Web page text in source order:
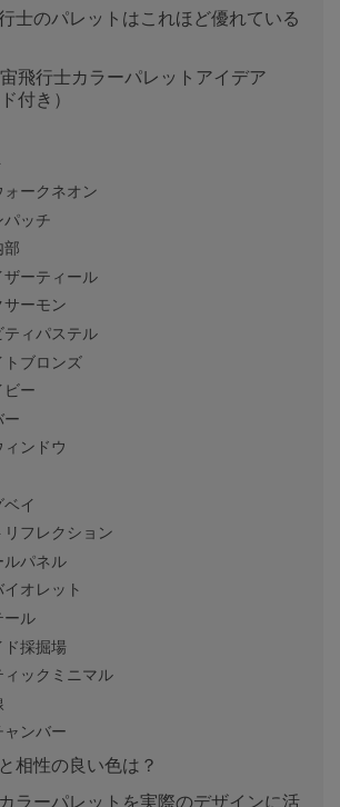
士のパレットはこれほど優れている
飛行士カラーパレットアイデア
付き）
ォークネオン
パッチ
部
ザーティール
サーモン
ティパステル
トブロンズ
ビー
ー
ンドウ
ベイ
フレクション
ルパネル
オレット
ール
ド採掘場
ィックミニマル
ャンバー
相性の良い色は？
ラーパレットを実際のデザインに活